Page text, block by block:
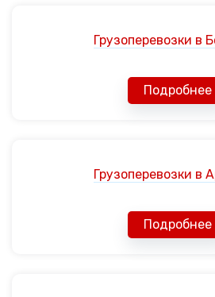
Грузоперевозки в
Подробнее
Грузоперевозки в
Подробнее